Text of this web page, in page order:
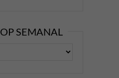
OP SEMANAL